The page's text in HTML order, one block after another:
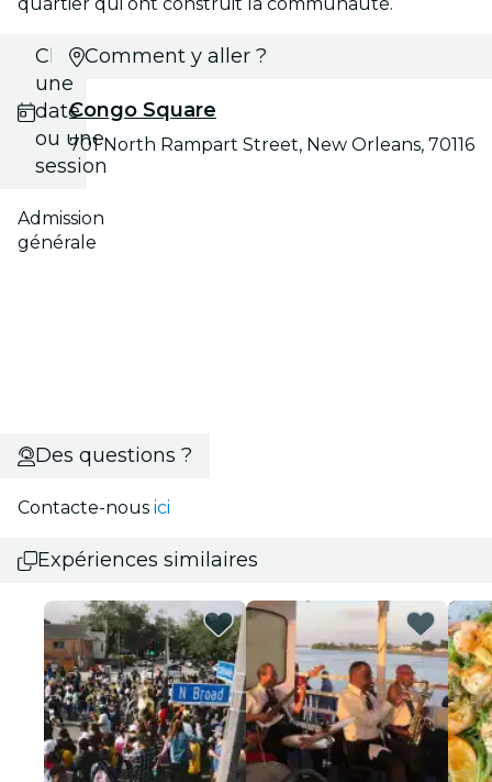
quartier qui ont construit la communauté.
Choisis
une
date
ou une
session
Admission
générale
Comment y aller ?
Congo Square
701 North Rampart Street, New Orleans, 70116
Des questions ?
Contacte-nous ici
Expériences similaires